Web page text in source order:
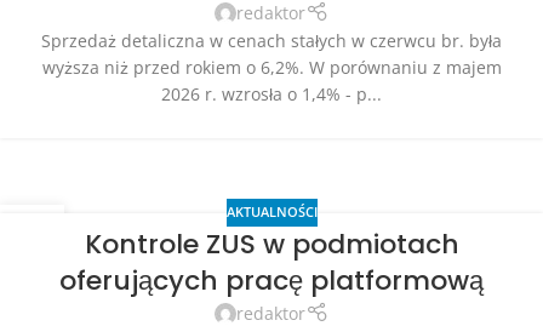
redaktor
Sprzedaż detaliczna w cenach stałych w czerwcu br. była
wyższa niż przed rokiem o 6,2%. W porównaniu z majem
2026 r. wzrosła o 1,4% - p...
AKTUALNOŚCI
Kontrole ZUS w podmiotach
oferujących pracę platformową
redaktor